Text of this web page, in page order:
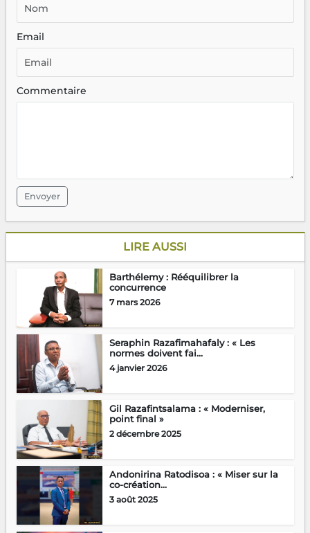
Email
Commentaire
Envoyer
LIRE AUSSI
Barthélemy : Rééquilibrer la
concurrence
7 mars 2026
Seraphin Razafimahafaly : « Les
normes doivent fai...
4 janvier 2026
Gil Razafintsalama : « Moderniser,
point final »
2 décembre 2025
Andonirina Ratodisoa : « Miser sur la
co-création...
3 août 2025